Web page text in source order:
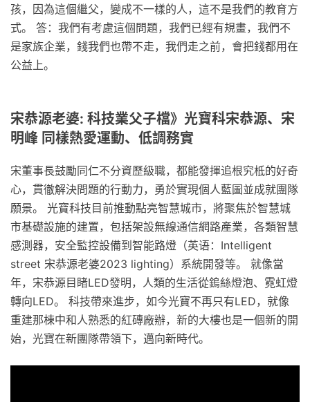
孩，因為這個繼父，變成不一樣的人，這不是我們的教育方
式。 答：我們有考慮這個問題，我們已經有規畫，我們不
是家族企業，錢我們也帶不走，我們走之前，會把錢都用在
公益上。
宋恭源老婆: 科技業父子檔》光寶科宋恭源、宋
明峰 同樣熱愛運動、低調務實
宋董事長鼓勵同仁不分資歷級職，都能發揮追根究柢的好奇
心，貫徹解決問題的行動力，勇於實現個人藍圖並成就團隊
願景。 光寶科技目前推動點亮智慧城市，將聚焦於智慧城
市基礎設施的建置，包括架設無線通信網路產業，各類智慧
感測器，安全監控設備到智能路燈（英语：Intelligent
street 宋恭源老婆2023 lighting）系統開發等。 就像當
年，宋恭源目睹LED發明，人類的生活從鎢絲燈泡、霓虹燈
轉向LED。 科技帶來進步，如今光寶不再只有LED，就像
重建那棟中和人熟悉的紅磚廠辦，新的大樓也是一個新的開
始，光寶在新團隊帶領下，邁向新時代。